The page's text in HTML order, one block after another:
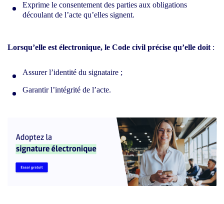
Exprime le consentement des parties aux obligations
découlant de l’acte qu’elles signent.
Lorsqu’elle est électronique, le Code civil précise qu’elle doit :
Assurer l’identité du signataire ;
Garantir l’intégrité de l’acte.